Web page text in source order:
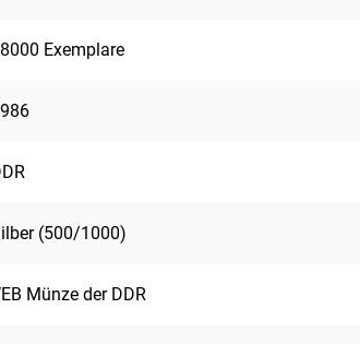
Exemplare
(500/1000)
Münze der DDR